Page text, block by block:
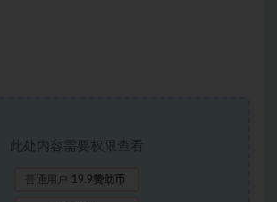
此处内容需要权限查看
普通用户 19.9赞助币